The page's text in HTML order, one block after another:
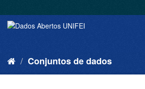
Conjuntos de dados